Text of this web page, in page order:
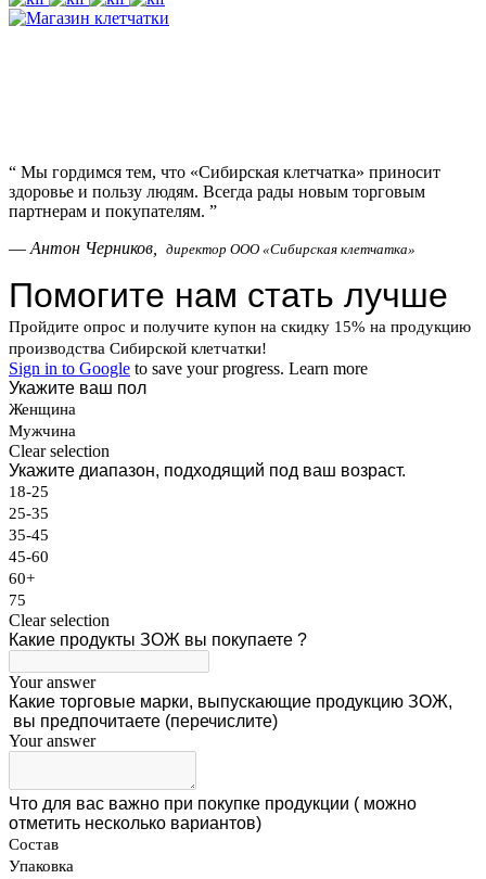
“ Мы гордимся тем, что «Сибирская клетчатка» приносит
здоровье и пользу людям. Всегда рады новым торговым
партнерам и покупателям. ”
— Антон Черников, директор ООО «Сибирская клетчатка»